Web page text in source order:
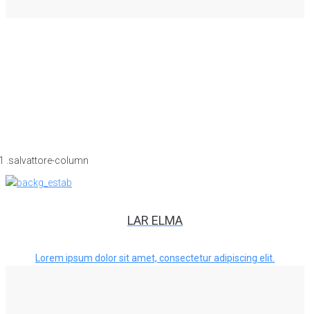
LAR ELMA
Lorem ipsum dolor sit amet, consectetur adipiscing elit.